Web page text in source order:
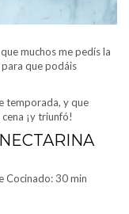
muchos me pedís la
que podáis
temporada, y que
¡y triunfó!
Cocinado: 30 min